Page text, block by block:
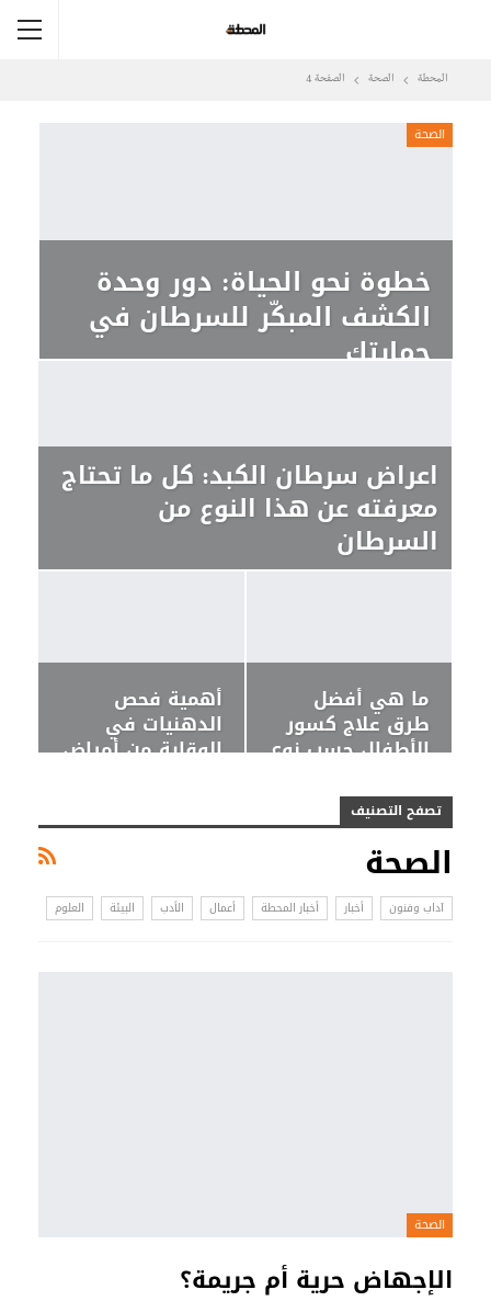
المحطة الصحة الصفحة 4
الصحة
خطوة نحو الحياة: دور وحدة
الكشف المبكّر للسرطان في
حمايتك
اعراض سرطان الكبد: كل ما تحتاج
معرفته عن هذا النوع من
السرطان
ما هي أفضل
طرق علاج كسور
الأطفال حسب نوع
أهمية فحص
الدهنيات في
الوقاية من أمراض
تصفح التصنيف
الصحة
آداب وفنون أخبار أخبار المحطة أعمال الأدب البيئة العلوم
الصحة
الإجهاض حرية أم جريمة؟